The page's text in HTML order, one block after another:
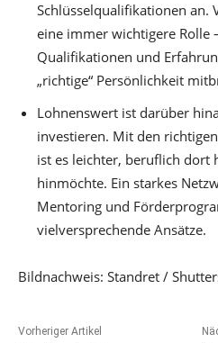
Schlüsselqualifikationen an.
eine immer wichtigere Rolle
Qualifikationen und
„richtige“ Persönlichkeit
Lohnenswert ist darüber
investieren. Mit den
ist es leichter, beruflich dort
hinmöchte. Ein starkes
Mentoring und
vielversprechende Ansätze.
Bildnachweis: Standret /
Vorheriger Artikel